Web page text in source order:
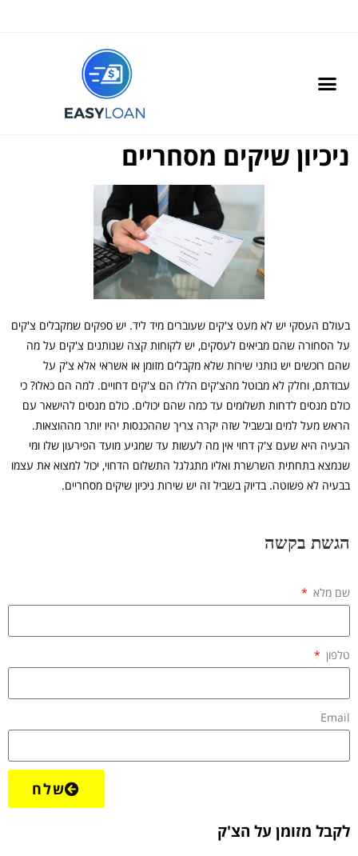
ניכיון שיקים מסחריים
בעולם העסקי יש לא מעט צ'קים שעוברים מיד ליד. יש ספקים שמקבלים צ'קים
על הסחורה שהם מביאים לעסקים, יש לקוחות קצה שנותנים צ'קים על מה
שהם רוכשים יש נותני שירות שלא מקבלים מזומן או אשראי אלא צ'ק על
עבודתם, וחלק לא מבוטל מהצ'קים הללו הם צ'קים דחויים. למה הם כאלו? כי
כולם מנסים לדחות תשלומים עד כמה שהם יכולים. כולם מנסים להישאר עם
הראש מעל למים ובשביל שזה יקרה צריך שההכנסות יהיו יותר מההוצאות.
הבעיה היא שעם צ'ק דחוי אין מה לעשות עד שמגיע מועד הפירעון שלו ומי
שנמצא בתחתית השרשרת ואליו מתגלגל התשלום הדחוי, יכול למצוא את עצמו
בבעיה לא פשוטה. בדיוק בשביל זה יש שירות ניכיון שיקים מסחריים.
הגשת בקשה
שם מלא
טלפון
Email
שלח
לקבל מזומן על הצ'ק